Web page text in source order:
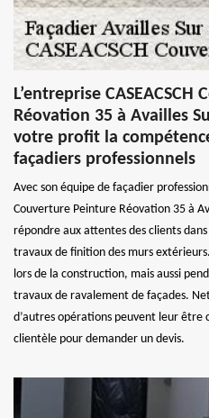
L’entreprise
Réovation 35 à Availles
votre profit la
façadiers professionnels
Avec son équipe de façadier
Couverture Peinture Réovation 35 à
répondre aux attentes des clients
travaux de finition des murs
lors de la construction, mais aussi
travaux de ravalement de façades.
d’autres opérations peuvent leur être
clientèle pour demander un devis.